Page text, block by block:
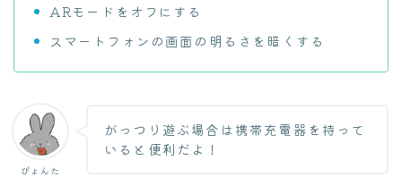
ARモードをオフにする
スマートフォンの画面の明るさを暗くする
ぴょんた
がっつり遊ぶ場合は携帯充電器を持って
いると便利だよ！